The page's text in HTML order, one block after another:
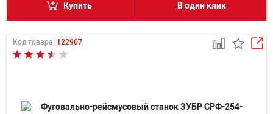
Купить В один клик
Код товара: 122907